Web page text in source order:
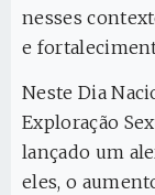
nesses
e
Neste Dia
Exploração
lançado um
eles, o